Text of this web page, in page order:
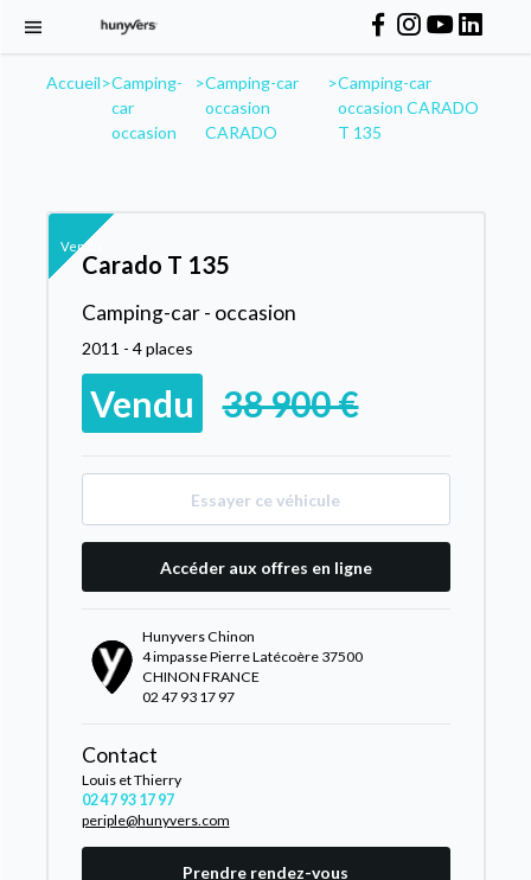
Accueil>Camping-
car
occasion
>Camping-car
occasion
CARADO
>Camping-car
occasion CARADO
T 135
Vendu
Carado T 135
Camping-car - occasion
2011 - 4 places
Vendu 38 900 €
Essayer ce véhicule
Accéder aux offres en ligne
Hunyvers Chinon
4 impasse Pierre Latécoère 37500
CHINON FRANCE
02 47 93 17 97
Contact
Louis et Thierry
02 47 93 17 97
periple@hunyvers.com
Prendre rendez-vous